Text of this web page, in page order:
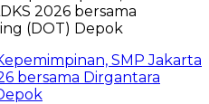
SMP Jakarta
bersama Dirgantara